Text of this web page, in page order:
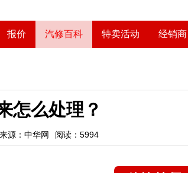
报价 汽修百科 特卖活动 经销商
怎么处理？
来源：中华网 阅读：5994